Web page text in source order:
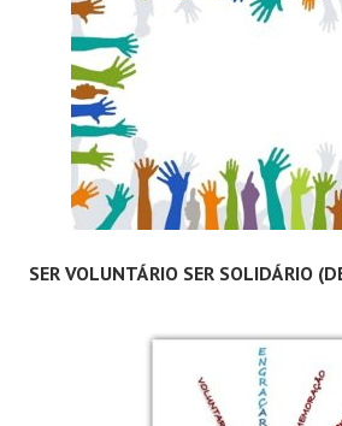
SER VOLUNTÁRIO SER SOLIDÁRIO